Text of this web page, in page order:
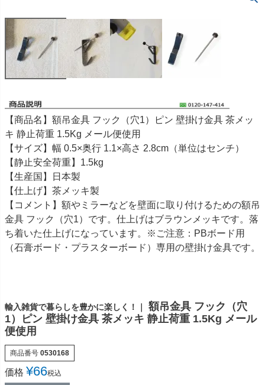
【商品名】額吊金具 フック（穴1）ピン 壁掛け金具 茶メッ
キ 静止荷重 1.5Kg メール便使用
【サイズ】幅 0.5×奥行 1.1×高さ 2.8cm（単位はセンチ）
【静止安全荷重】1.5kg
【生産国】日本製
【仕上げ】茶メッキ製
【コメント】額やミラーなどを壁面に取り付けるための額吊
金具 フック（穴1）です。仕上げはブラウンメッキです。落
ち着いた仕上げになっています。※ご注意：PBボード用
（石膏ボード・プラスターボード）専用の壁掛け金具です。
輸入雑貨で暮らしを豊かに楽しく！｜
額吊金具 フック（穴
1）ピン 壁掛け金具 茶メッキ 静止荷重 1.5Kg メール
便使用
商品番号 0530168
価格 ¥66税込